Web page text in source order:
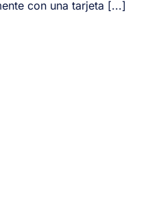
con una tarjeta [...]